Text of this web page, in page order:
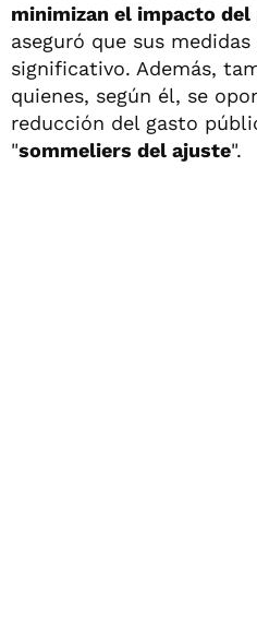
minimizan el impacto
aseguró que sus
significativo. Además,
quienes, según él, se
reducción del gasto
"sommeliers del ajuste".